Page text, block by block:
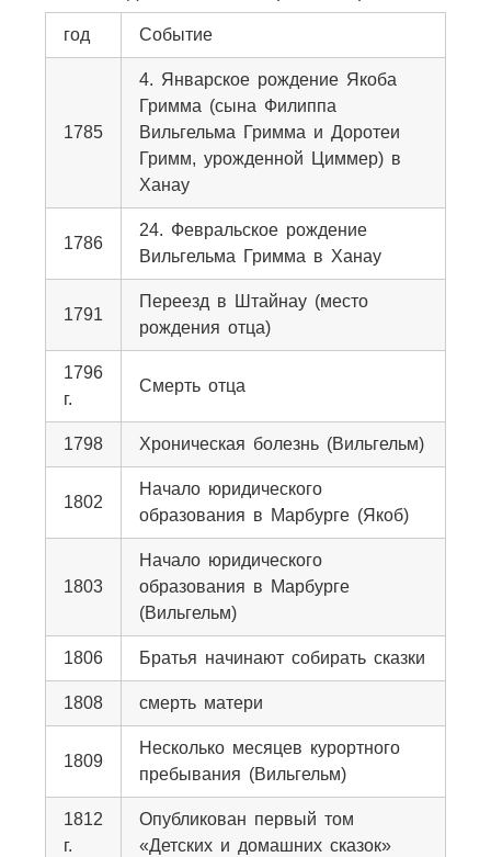
год Событие
1785
4. Январское рождение Якоба
Гримма (сына Филиппа
Вильгельма Гримма и Доротеи
Гримм, урожденной Циммер) в
Ханау
1786
24. Февральское рождение
Вильгельма Гримма в Ханау
1791
Переезд в Штайнау (место
рождения отца)
1796
г.
Смерть отца
1798 Хроническая болезнь (Вильгельм)
1802
Начало юридического
образования в Марбурге (Якоб)
1803
Начало юридического
образования в Марбурге
(Вильгельм)
1806 Братья начинают собирать сказки
1808 смерть матери
1809
Несколько месяцев курортного
пребывания (Вильгельм)
1812
г.
Опубликован первый том
«Детских и домашних сказок»